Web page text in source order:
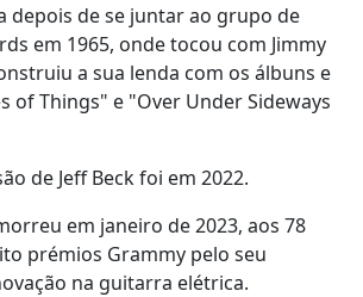
depois de se juntar ao grupo de
em 1965, onde tocou com Jimmy
a sua lenda com os álbuns e
of Things" e "Over Under Sideways
de Jeff Beck foi em 2022.
em janeiro de 2023, aos 78
prémios Grammy pelo seu
na guitarra elétrica.